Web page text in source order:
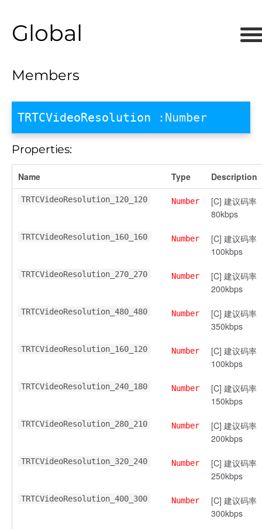
Global
Members
TRTCVideoResolution :Number
Properties:
Name Type Description
TRTCVideoResolution_120_120 Number
[C] 建议码率
80kbps
TRTCVideoResolution_160_160 Number
[C] 建议码率
100kbps
TRTCVideoResolution_270_270 Number
[C] 建议码率
200kbps
TRTCVideoResolution_480_480 Number
[C] 建议码率
350kbps
TRTCVideoResolution_160_120 Number
[C] 建议码率
100kbps
TRTCVideoResolution_240_180 Number
[C] 建议码率
150kbps
TRTCVideoResolution_280_210 Number
[C] 建议码率
200kbps
TRTCVideoResolution_320_240 Number
[C] 建议码率
250kbps
TRTCVideoResolution_400_300 Number
[C] 建议码率
300kbps